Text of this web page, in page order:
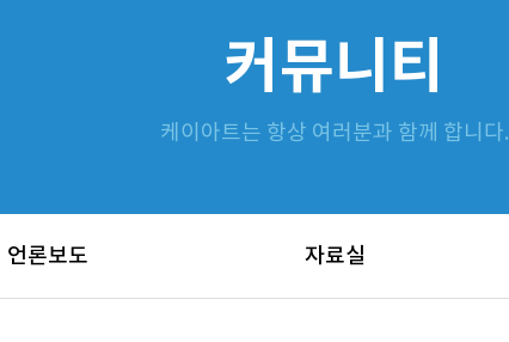
커뮤니티
케이아트는 항상 여러분과 함께 합니다.
언론보도 자료실